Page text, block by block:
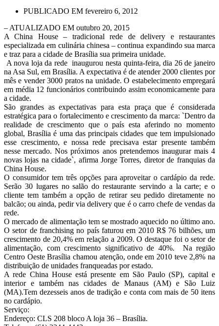
PUBLICADO EM fevereiro 6, 2012
– ATUALIZADO EM outubro 20, 2015
A China House – tradicional rede de delivery e restaurantes
especializada em culinária chinesa – continua expandindo sua marca
e traz para a cidade de Brasília sua primeira unidade.
A nova loja da rede inaugurou nesta quinta-feira, dia 26 de janeiro
na Asa Sul, em Brasília. A expectativa é de atender 2000 clientes por
mês e vender 3000 pratos na unidade. O estabelecimento empregará
em média 12 funcionários contribuindo assim economicamente para
a cidade.
São grandes as expectativas para esta praça que é considerada
estratégica para o fortalecimento e crescimento da marca: `Dentro da
realidade de crescimento que o país esta aferindo no momento
global, Brasília é uma das principais cidades que tem impulsionado
esse crescimento, e nossa rede precisava estar presente também
nesse mercado. Nos próximos anos pretendemos inaugurar mais 4
novas lojas na cidade`, afirma Jorge Torres, diretor de franquias da
China House.
O consumidor tem três opções para aproveitar o cardápio da rede.
Serão 30 lugares no salão do restaurante servindo a la carte; e o
cliente tem também a opção de retirar seu pedido diretamente no
balcão; ou ainda, pedir via delivery que é o carro chefe de vendas da
rede.
O mercado de alimentação tem se mostrado aquecido no último ano.
O setor de franchising no país faturou em 2010 R$ 76 bilhões, um
crescimento de 20,4% em relação a 2009. O destaque foi o setor de
alimentação, com crescimento significativo de 40%. Na região
Centro Oeste Brasília chamou atenção, onde em 2010 teve 2,8% na
distribuição de unidades franqueadas por estado.
A rede China House está presente em São Paulo (SP), capital e
interior e também nas cidades de Manaus (AM) e São Luiz
(MA).Tem dezesseis anos de tradição e conta com mais de 50 itens
no cardápio.
Serviço:
Endereço: CLS 208 bloco A loja 36 – Brasília.